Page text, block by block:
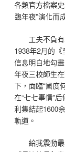
各類官方檔案
臨年夜”演化而
工夫不負
1938年2月的
信息明白地勾
年夜三校師生
下，面臨“國度
在“七七事情”
利集結起1600
軌道。
給我震動